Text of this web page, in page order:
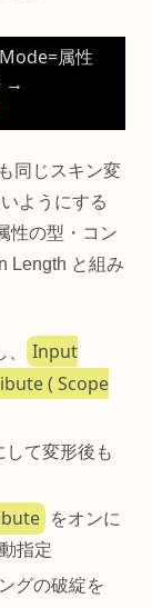
属性
同じスキン変
ようにする
性の型・コン
Length と組み
Input
( Scope
して変形後も
をオンに
指定
グの破綻を